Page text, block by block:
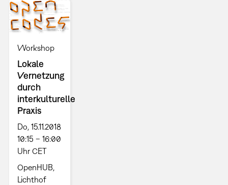
Workshop
Lokale
Vernetzung
durch
interkulturelle
Praxis
Do, 15.11.2018
10:15 – 16:00
Uhr CET
OpenHUB,
Lichthof